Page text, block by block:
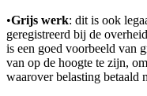
•Grijs werk: dit is ook
geregistreerd bij de
is een goed voorbeeld van
van op de hoogte te zijn,
waarover belasting betaald